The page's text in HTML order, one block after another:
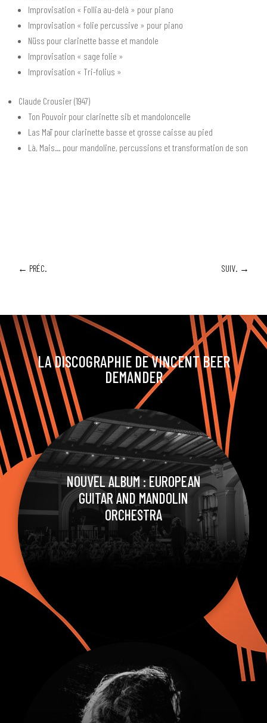
Improvisation « Follia au-delà » pour piano
Improvisation « folie percussive » pour piano
Nüss pour clarinette basse et mandole
Improvisation « sage folie »
Improvisation « Tri-folius »
Claude Crousier (1947)
Ton Pouvoir pour clarinette sib et mandoloncelle
Las Maï pour clarinette basse et grosse caisse au pied
Là, Mais… pour mandoline, percussions et transformation de son
← PRÉC. SUIV. →
LA DISCOGRAPHIE DE VINCENT BEER
DEMANDER
NOUVEL ALBUM : EUROPEAN
GUITAR AND MANDOLIN
ORCHESTRA